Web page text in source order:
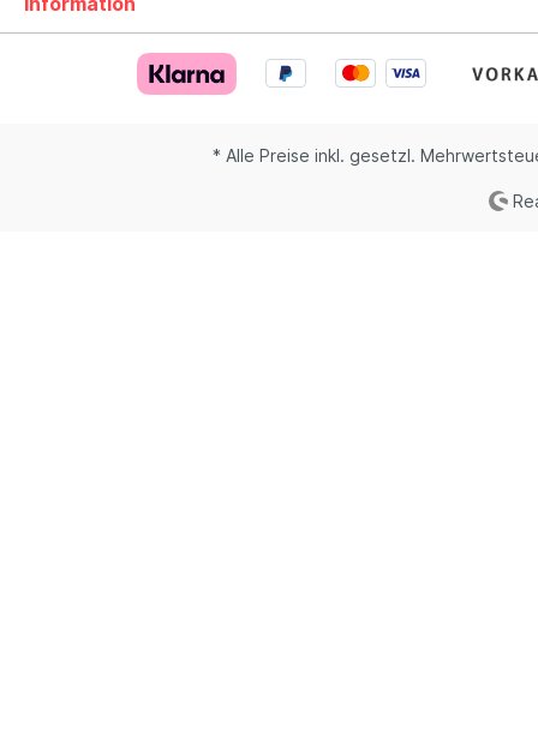
* Alle Preise inkl. gesetzl.